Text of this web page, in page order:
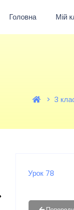
Головна Мій
3
Урок 78